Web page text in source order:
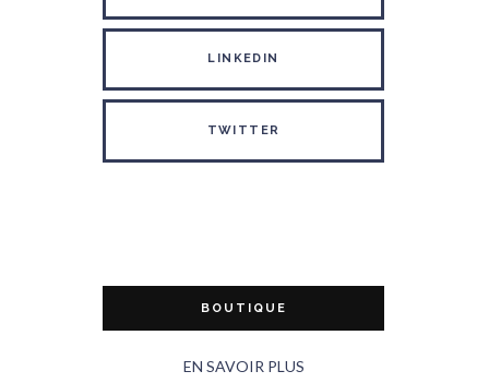
LINKEDIN
TWITTER
BOUTIQUE
EN SAVOIR PLUS